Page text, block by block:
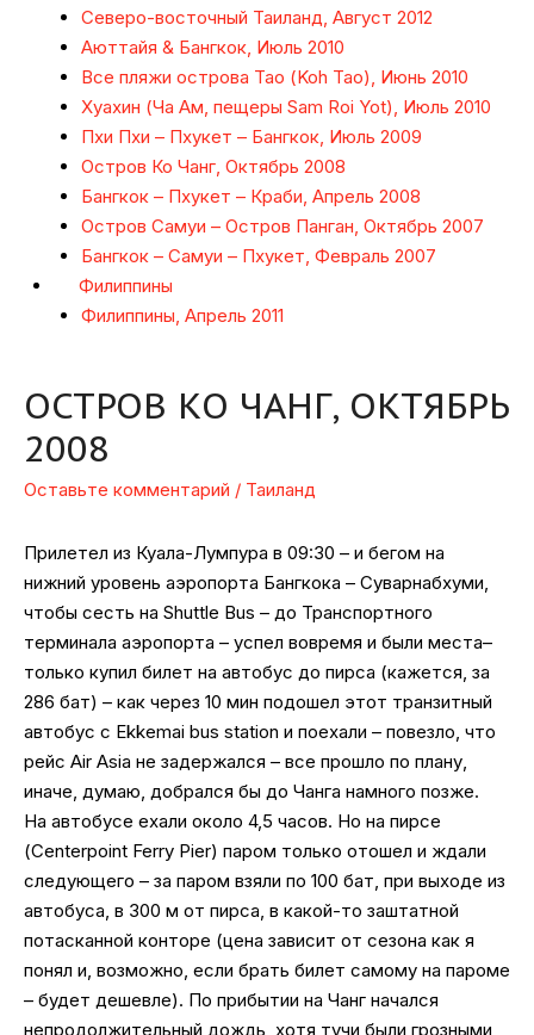
Северо-восточный Таиланд, Август 2012
Аюттайя & Бангкок, Июль 2010
Все пляжи острова Тао (Koh Tao), Июнь 2010
Хуахин (Ча Ам, пещеры Sam Roi Yot), Июль 2010
Пхи Пхи – Пхукет – Бангкок, Июль 2009
Остров Ко Чанг, Октябрь 2008
Бангкок – Пхукет – Краби, Апрель 2008
Остров Самуи – Остров Панган, Октябрь 2007
Бангкок – Самуи – Пхукет, Февраль 2007
Филиппины
Филиппины, Апрель 2011
ОСТРОВ КО ЧАНГ, ОКТЯБРЬ
2008
Оставьте комментарий / Таиланд
Прилетел из Куала-Лумпура в 09:30 – и бегом на
нижний уровень аэропорта Бангкока – Суварнабхуми,
чтобы сесть на Shuttle Bus – до Транспортного
терминала аэропорта – успел вовремя и были места–
только купил билет на автобус до пирса (кажется, за
286 бат) – как через 10 мин подошел этот транзитный
автобус с Ekkemai bus station и поехали – повезло, что
рейс Air Asia не задержался – все прошло по плану,
иначе, думаю, добрался бы до Чанга намного позже.
На автобусе ехали около 4,5 часов. Но на пирсе
(Centerpoint Ferry Pier) паром только отошел и ждали
следующего – за паром взяли по 100 бат, при выходе из
автобуса, в 300 м от пирса, в какой-то заштатной
потасканной конторе (цена зависит от сезона как я
понял и, возможно, если брать билет самому на пароме
– будет дешевле). По прибытии на Чанг начался
непродолжительный дождь, хотя тучи были грозными